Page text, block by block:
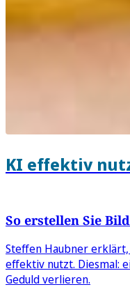
KI effektiv
So erstellen Sie
Steffen Haubner
effektiv nutzt. Diesmal:
Geduld verlieren.